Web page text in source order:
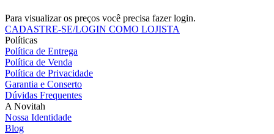
Para visualizar os preços você precisa fazer login.
CADASTRE-SE/LOGIN COMO LOJISTA
Políticas
Política de Entrega
Política de Venda
Política de Privacidade
Garantia e Conserto
Dúvidas Frequentes
A Novitah
Nossa Identidade
Blog